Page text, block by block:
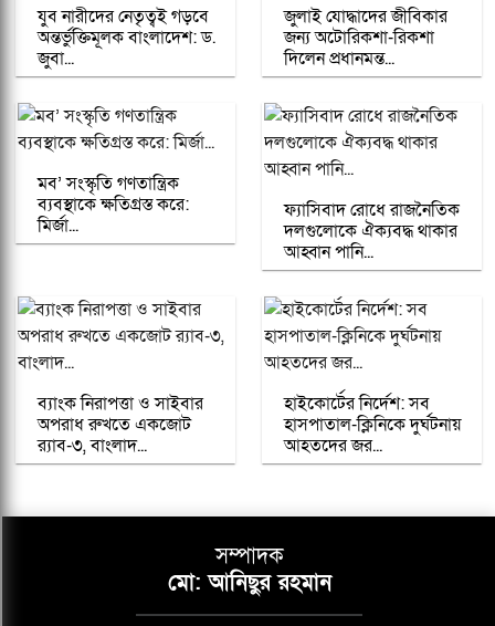
যুব নারীদের নেতৃত্বই গড়বে
অন্তর্ভুক্তিমূলক বাংলাদেশ: ড.
জুবা...
জুলাই যোদ্ধাদের জীবিকার
জন্য অটোরিকশা-রিকশা
দিলেন প্রধানমন্ত...
মব’ সংস্কৃতি গণতান্ত্রিক
ব্যবস্থাকে ক্ষতিগ্রস্ত করে:
মির্জা...
ফ্যাসিবাদ রোধে রাজনৈতিক
দলগুলোকে ঐক্যবদ্ধ থাকার
আহ্বান পানি...
ব্যাংক নিরাপত্তা ও সাইবার
অপরাধ রুখতে একজোট
র‌্যাব-৩, বাংলাদ...
হাইকোর্টের নির্দেশ: সব
হাসপাতাল-ক্লিনিকে দুর্ঘটনায়
আহতদের জর...
সম্পাদক
মো: আনিছুর রহমান